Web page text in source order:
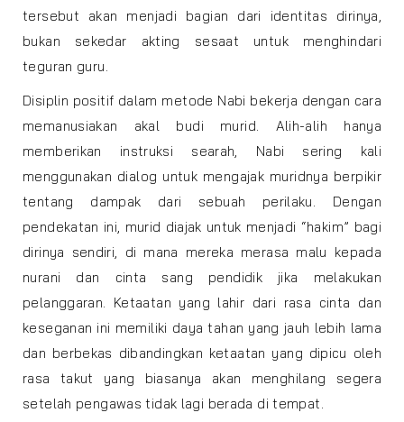
tersebut akan menjadi bagian dari identitas dirinya,
bukan sekedar akting sesaat untuk menghindari
teguran guru.
Disiplin positif dalam metode Nabi bekerja dengan cara
memanusiakan akal budi murid. Alih-alih hanya
memberikan instruksi searah, Nabi sering kali
menggunakan dialog untuk mengajak muridnya berpikir
tentang dampak dari sebuah perilaku. Dengan
pendekatan ini, murid diajak untuk menjadi “hakim” bagi
dirinya sendiri, di mana mereka merasa malu kepada
nurani dan cinta sang pendidik jika melakukan
pelanggaran. Ketaatan yang lahir dari rasa cinta dan
keseganan ini memiliki daya tahan yang jauh lebih lama
dan berbekas dibandingkan ketaatan yang dipicu oleh
rasa takut yang biasanya akan menghilang segera
setelah pengawas tidak lagi berada di tempat.